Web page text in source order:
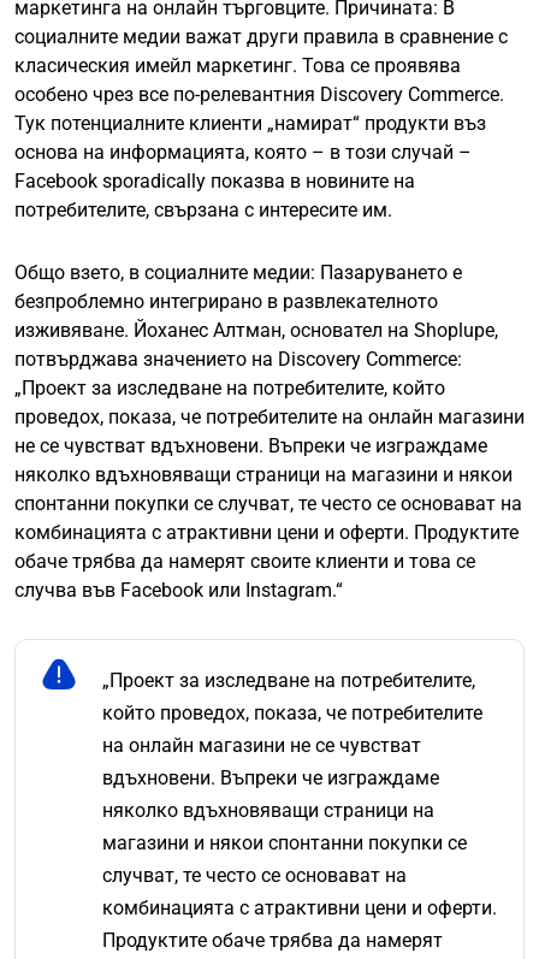
маркетинга на онлайн търговците. Причината: В
социалните медии важат други правила в сравнение с
класическия имейл маркетинг. Това се проявява
особено чрез все по-релевантния Discovery Commerce.
Тук потенциалните клиенти „намират“ продукти въз
основа на информацията, която – в този случай –
Facebook sporadically показва в новините на
потребителите, свързана с интересите им.
Общо взето, в социалните медии: Пазаруването е
безпроблемно интегрирано в развлекателното
изживяване. Йоханес Алтман, основател на Shoplupe,
потвърджава значението на Discovery Commerce:
„Проект за изследване на потребителите, който
проведох, показа, че потребителите на онлайн магазини
не се чувстват вдъхновени. Въпреки че изграждаме
няколко вдъхновяващи страници на магазини и някои
спонтанни покупки се случват, те често се основават на
комбинацията с атрактивни цени и оферти. Продуктите
обаче трябва да намерят своите клиенти и това се
случва във Facebook или Instagram.“
„Проект за изследване на потребителите,
който проведох, показа, че потребителите
на онлайн магазини не се чувстват
вдъхновени. Въпреки че изграждаме
няколко вдъхновяващи страници на
магазини и някои спонтанни покупки се
случват, те често се основават на
комбинацията с атрактивни цени и оферти.
Продуктите обаче трябва да намерят